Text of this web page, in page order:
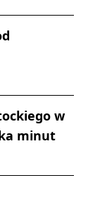
w
minut